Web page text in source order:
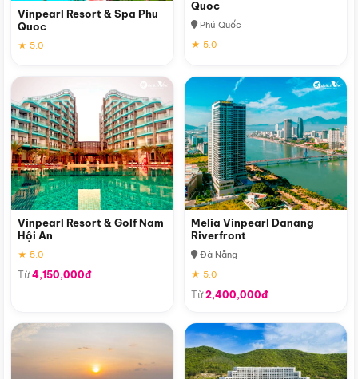
Vinpearl Resort & Spa Phu
Quoc
★ 5.0
Quoc
Phú Quốc
★ 5.0
Vinpearl Resort & Golf Nam
Hội An
★ 5.0
Từ4,150,000đ
Melia Vinpearl Danang
Riverfront
Đà Nẵng
★ 5.0
Từ2,400,000đ